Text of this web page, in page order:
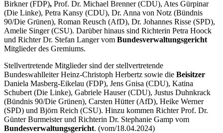
Birkner (FDP), Prof. Dr. Michael Brenner (CDU), Ates Gürpinar
(Die Linke), Petra Kansy (CDU), Dr. Anna von Notz (Bündnis
90/Die Grünen), Roman Reusch (AfD), Dr. Johannes Risse (SPD),
Amelie Singer (CSU). Darüber hinaus sind Richterin Petra Hoock
und Richter Dr. Stefan Langer vom Bundesverwaltungsgericht
Mitglieder des Gremiums.
Stellvertretende Mitgliedersind der stellvertretende
Bundeswahlleiter Heinz-Christoph Herbertz sowie die Beisitzer
Daniela Masberg-Eikelau (FDP), Jens Gnisa (CDU), Katina
Schubert (Die Linke), Gabriele Hauser (CDU), Justus Duhnkrack
(Bündnis 90/Die Grünen), Carsten Hütter (AfD), Heike Werner
(SPD) und Björn Reich (CSU). Hinzu kommen Richter Prof. Dr.
Günter Burmeister und Richterin Dr. Stephanie Gamp vom
Bundesverwaltungsgericht. (vom/18.04.2024)